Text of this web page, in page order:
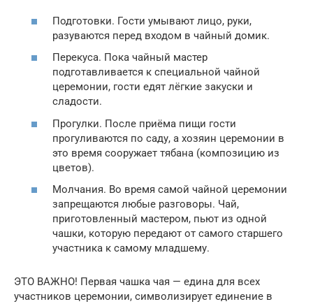
Подготовки. Гости умывают лицо, руки,
разуваются перед входом в чайный домик.
Перекуса. Пока чайный мастер
подготавливается к специальной чайной
церемонии, гости едят лёгкие закуски и
сладости.
Прогулки. После приёма пищи гости
прогуливаются по саду, а хозяин церемонии в
это время сооружает тябана (композицию из
цветов).
Молчания. Во время самой чайной церемонии
запрещаются любые разговоры. Чай,
приготовленный мастером, пьют из одной
чашки, которую передают от самого старшего
участника к самому младшему.
ЭТО ВАЖНО! Первая чашка чая — едина для всех
участников церемонии, символизирует единение в